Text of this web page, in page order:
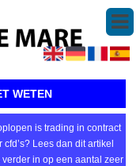
WETEN
is trading in contract
Lees dan dit artikel
in op een aantal zeer